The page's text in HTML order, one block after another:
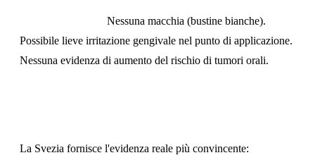
Nessuna macchia (bustine bianche).
Possibile lieve irritazione gengivale nel punto di applicazione.
Nessuna evidenza di aumento del rischio di tumori orali.
La Svezia fornisce l'evidenza reale più convincente: